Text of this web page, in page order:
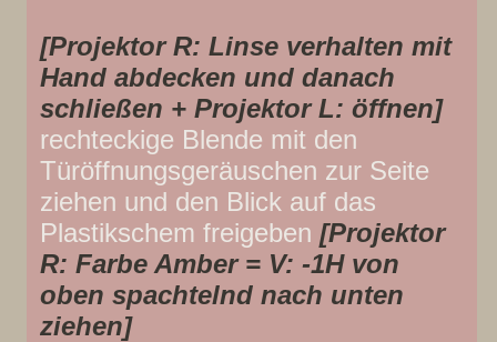
[Projektor R: Linse verhalten mit
Hand abdecken und danach
schließen + Projektor L: öffnen]
rechteckige Blende mit den
Türöffnungsgeräuschen zur Seite
ziehen und den Blick auf das
Plastikschem freigeben [Projektor
R: Farbe Amber = V: -1H von
oben spachtelnd nach unten
ziehen]